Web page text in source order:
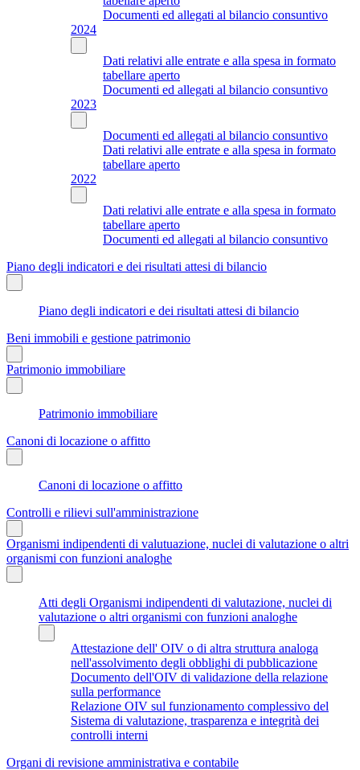
Documenti ed allegati al bilancio consuntivo
2024
Dati relativi alle entrate e alla spesa in formato
tabellare aperto
Documenti ed allegati al bilancio consuntivo
2023
Documenti ed allegati al bilancio consuntivo
Dati relativi alle entrate e alla spesa in formato
tabellare aperto
2022
Dati relativi alle entrate e alla spesa in formato
tabellare aperto
Documenti ed allegati al bilancio consuntivo
Piano degli indicatori e dei risultati attesi di bilancio
Piano degli indicatori e dei risultati attesi di bilancio
Beni immobili e gestione patrimonio
Patrimonio immobiliare
Patrimonio immobiliare
Canoni di locazione o affitto
Canoni di locazione o affitto
Controlli e rilievi sull'amministrazione
Organismi indipendenti di valutuazione, nuclei di valutazione o altri
organismi con funzioni analoghe
Atti degli Organismi indipendenti di valutazione, nuclei di
valutazione o altri organismi con funzioni analoghe
Attestazione dell' OIV o di altra struttura analoga
nell'assolvimento degli obblighi di pubblicazione
Documento dell'OIV di validazione della relazione
sulla performance
Relazione OIV sul funzionamento complessivo del
Sistema di valutazione, trasparenza e integrità dei
controlli interni
Organi di revisione amministrativa e contabile